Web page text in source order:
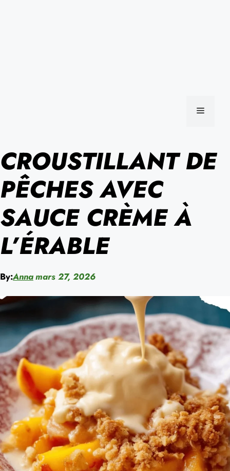
MENU
CROUSTILLANT DE
PÊCHES AVEC
SAUCE CRÈME À
L’ÉRABLE
By:Annamars 27, 2026